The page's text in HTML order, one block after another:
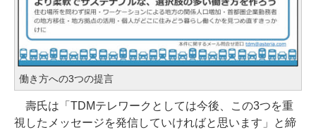
働き方への3つの提言
壽氏は「TDMテレワークとしては今後、この3つを重
視したメッセージを発信していければと思います」と締